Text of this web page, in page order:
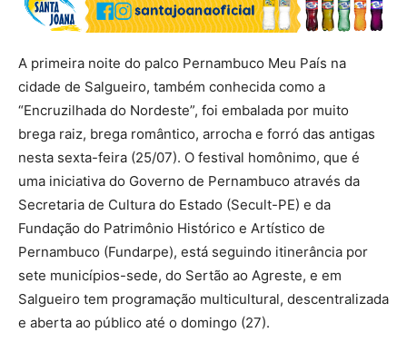
A primeira noite do palco Pernambuco Meu País na
cidade de Salgueiro, também conhecida como a
“Encruzilhada do Nordeste”, foi embalada por muito
brega raiz, brega romântico, arrocha e forró das antigas
nesta sexta-feira (25/07). O festival homônimo, que é
uma iniciativa do Governo de Pernambuco através da
Secretaria de Cultura do Estado (Secult-PE) e da
Fundação do Patrimônio Histórico e Artístico de
Pernambuco (Fundarpe), está seguindo itinerância por
sete municípios-sede, do Sertão ao Agreste, e em
Salgueiro tem programação multicultural, descentralizada
e aberta ao público até o domingo (27).